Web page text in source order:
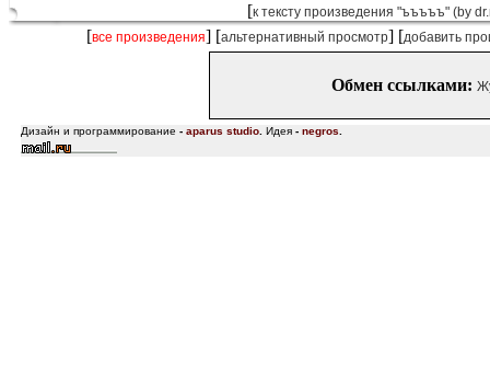
[к тексту произведения "ъъъъъ" (by
[все произведения] [альтернативный просмотр] [добавить
Обмен ссылками:
Дизайн и программирование - aparus studio Идея - negros